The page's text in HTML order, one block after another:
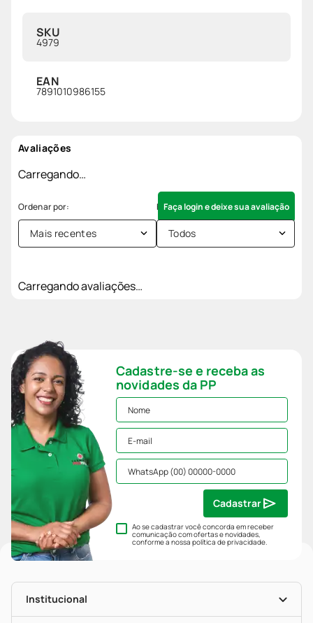
SKU
4979
EAN
7891010986155
Avaliações
Carregando…
Faça login e deixe sua avaliação
Mais recentes Todos
Carregando avaliações…
Cadastre-se e receba as
novidades da PP
Ao se cadastrar você concorda em receber
comunicação com ofertas e novidades,
conforme a nossapolítica de privacidade.
Cadastrar
Institucional